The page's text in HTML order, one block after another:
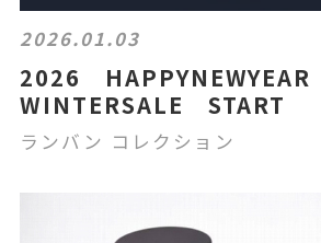
2026.01.03
2026 HAPPYNEWYEAR
WINTERSALE START
ランバン コレクション